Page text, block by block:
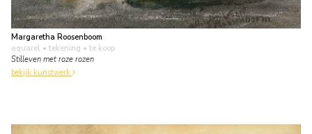
Margaretha Roosenboom
aquarel • tekening • te koop
Stilleven met roze rozen
bekijk kunstwerk